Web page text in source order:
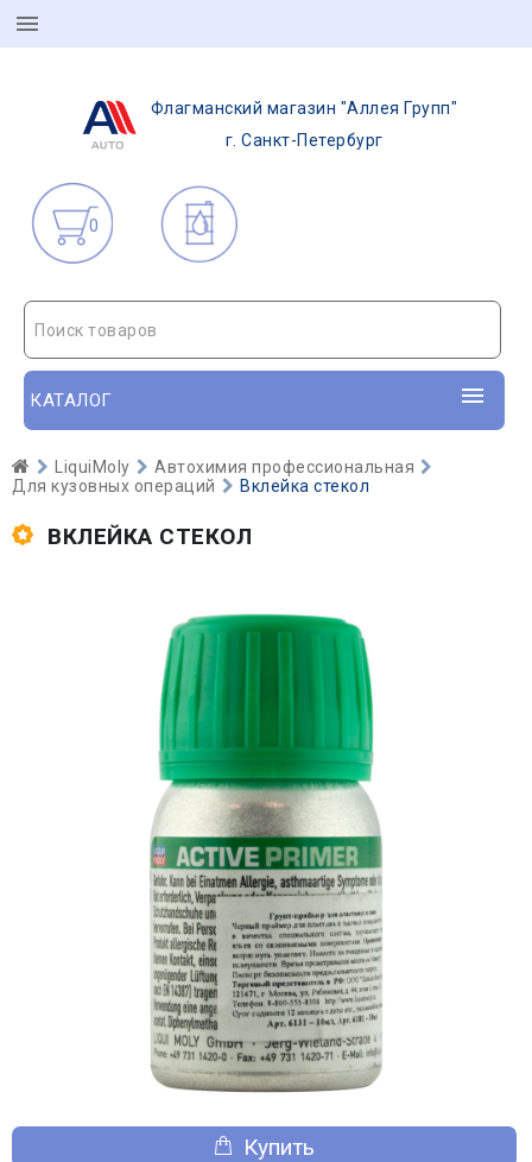
Флагманский магазин "Аллея Групп"
г. Санкт-Петербург
0
Поиск товаров
КАТАЛОГ
LiquiMoly
Автохимия профессиональная
Для кузовных операций
Вклейка стекол
ВКЛЕЙКА СТЕКОЛ
Купить